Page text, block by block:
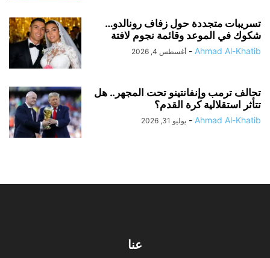
تسريبات متجددة حول زفاف رونالدو…
شكوك في الموعد وقائمة نجوم لافتة
Ahmad Al-Khatib
- أغسطس 4, 2026
تحالف ترمب وإنفانتينو تحت المجهر.. هل
تتأثر استقلالية كرة القدم؟
Ahmad Al-Khatib
- يوليو 31, 2026
عنا